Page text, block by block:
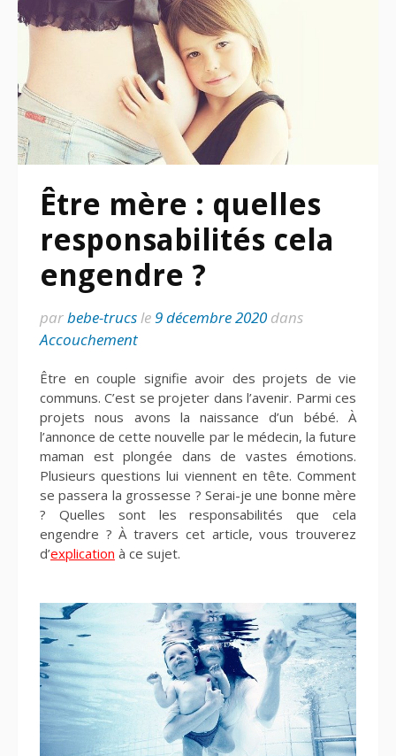
Être mère : quelles
responsabilités cela
engendre ?
parbebe-trucsle9 décembre 2020 dans
Accouchement
Être en couple signifie avoir des projets de vie
communs. C’est se projeter dans l’avenir. Parmi ces
projets nous avons la naissance d’un bébé. À
l’annonce de cette nouvelle par le médecin, la future
maman est plongée dans de vastes émotions.
Plusieurs questions lui viennent en tête. Comment
se passera la grossesse ? Serai-je une bonne mère
? Quelles sont les responsabilités que cela
engendre ? À travers cet article, vous trouverez
d’explication à ce sujet.